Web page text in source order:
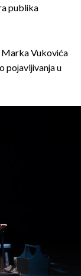
publika
Marka Vukovića
pojavljivanja u